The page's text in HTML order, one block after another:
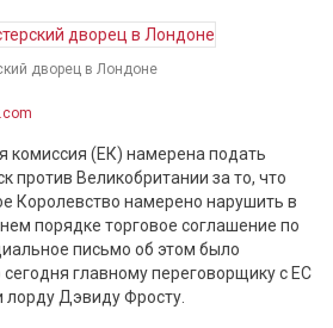
дворец в Лондоне
комиссия (ЕК) намерена подать
против Великобритании за то, что
Королевство намерено нарушить в
порядке торговое соглашение по
письмо об этом было
главному переговорщику с ЕС
лорду Дэвиду Фросту.